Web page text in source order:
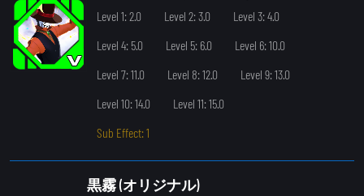
Level 1: 2.0
Level 2: 3.0
Level 3: 4.0
Level 4: 5.0
Level 5: 6.0
Level 6: 10.0
Level 7: 11.0
Level 8: 12.0
Level 9: 13.0
Level 10: 14.0
Level 11: 15.0
Sub Effect: 1
黒霧 (オリジナル)